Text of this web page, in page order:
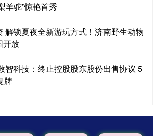
羊驼”惊艳首秀
解锁夏夜全新游玩方式！济南野生动物
开放
智科技：终止控股股东股份出售协议 5
牌